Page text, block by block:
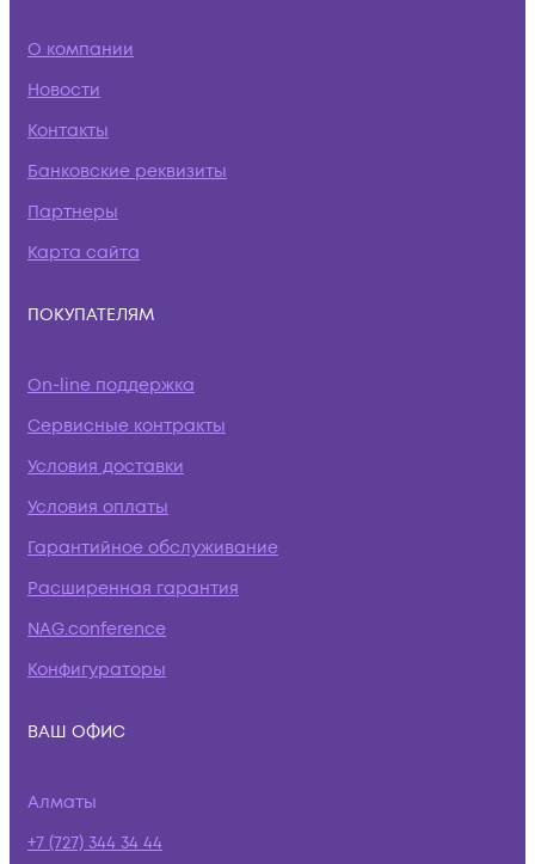
О компании
Новости
Контакты
Банковские реквизиты
Партнеры
Карта сайта
ПОКУПАТЕЛЯМ
On-line поддержка
Сервисные контракты
Условия доставки
Условия оплаты
Гарантийное обслуживание
Расширенная гарантия
NAG.conference
Конфигураторы
ВАШ ОФИС
Алматы
+7 (727) 344 34 44